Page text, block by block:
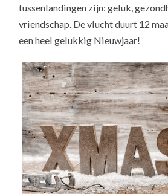
tussenlandingen zijn: geluk,
vriendschap. De vlucht duurt 12
een heel gelukkig Nieuwjaar!